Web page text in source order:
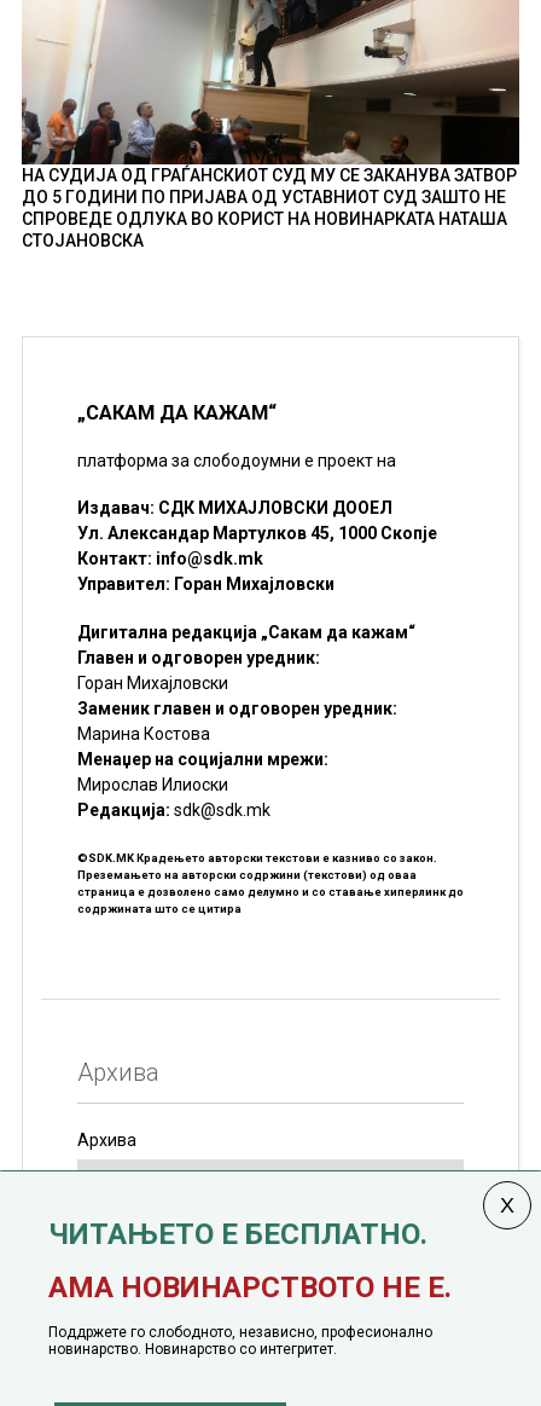
НА СУДИЈА ОД ГРАЃАНСКИОТ СУД МУ СЕ ЗАКАНУВА ЗАТВОР
ДО 5 ГОДИНИ ПО ПРИЈАВА ОД УСТАВНИОТ СУД ЗАШТО НЕ
СПРОВЕДЕ ОДЛУКА ВО КОРИСТ НА НОВИНАРКАТА НАТАША
СТОЈАНОВСКА
„САКАМ ДА КАЖАМ“
платформа за слободоумни е проект на
Издавач: СДК МИХАЈЛОВСКИ ДООЕЛ
Ул. Александар Мартулков 45, 1000 Скопје
Контакт: info@sdk.mk
Управител: Горан Михајловски
Дигитална редакција „Сакам да кажам“
Главен и одговорен уредник:
Горан Михајловски
Заменик главен и одговорен уредник:
Марина Костова
Менаџер на социјални мрежи:
Мирослав Илиоски
Редакцијa: sdk@sdk.mk
©SDK.MK Крадењето авторски текстови е казниво со закон.
Преземањето на авторски содржини (текстови) од оваа
страница е дозволено само делумно и со ставање хиперлинк до
содржината што се цитира
Архива
Архива
јануари, 1991 година
ЧИТАЊЕТО Е БЕСПЛАТНО.
АМА НОВИНАРСТВОТО НЕ Е.
Поддржете го слободното, независно, професионално
новинарство. Новинарство со интегритет.